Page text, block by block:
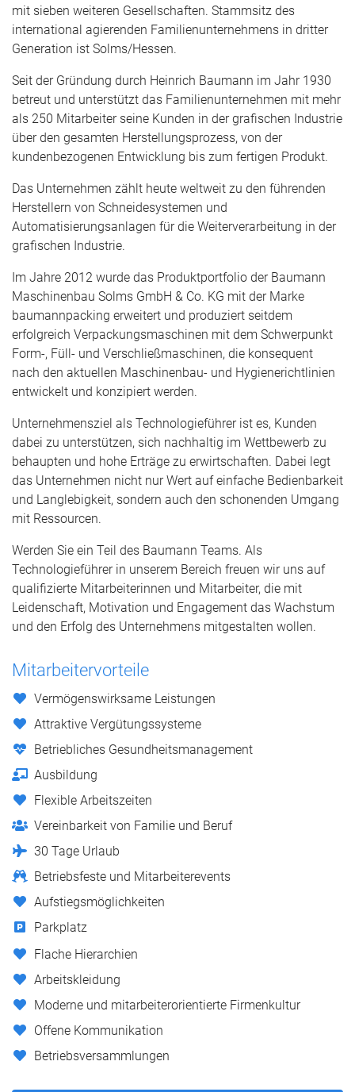
mit sieben weiteren Gesellschaften. Stammsitz des
international agierenden Familienunternehmens in dritter
Generation ist Solms/Hessen.
Seit der Gründung durch Heinrich Baumann im Jahr 1930
betreut und unterstützt das Familienunternehmen mit mehr
als 250 Mitarbeiter seine Kunden in der grafischen Industrie
über den gesamten Herstellungsprozess, von der
kundenbezogenen Entwicklung bis zum fertigen Produkt.
Das Unternehmen zählt heute weltweit zu den führenden
Herstellern von Schneidesystemen und
Automatisierungsanlagen für die Weiterverarbeitung in der
grafischen Industrie.
Im Jahre 2012 wurde das Produktportfolio der Baumann
Maschinenbau Solms GmbH & Co. KG mit der Marke
baumannpacking erweitert und produziert seitdem
erfolgreich Verpackungsmaschinen mit dem Schwerpunkt
Form-, Füll- und Verschließmaschinen, die konsequent
nach den aktuellen Maschinenbau- und Hygienerichtlinien
entwickelt und konzipiert werden.
Unternehmensziel als Technologieführer ist es, Kunden
dabei zu unterstützen, sich nachhaltig im Wettbewerb zu
behaupten und hohe Erträge zu erwirtschaften. Dabei legt
das Unternehmen nicht nur Wert auf einfache Bedienbarkeit
und Langlebigkeit, sondern auch den schonenden Umgang
mit Ressourcen.
Werden Sie ein Teil des Baumann Teams. Als
Technologieführer in unserem Bereich freuen wir uns auf
qualifizierte Mitarbeiterinnen und Mitarbeiter, die mit
Leidenschaft, Motivation und Engagement das Wachstum
und den Erfolg des Unternehmens mitgestalten wollen.
Mitarbeitervorteile
Vermögenswirksame Leistungen
Attraktive Vergütungssysteme
Betriebliches Gesundheitsmanagement
Ausbildung
Flexible Arbeitszeiten
Vereinbarkeit von Familie und Beruf
30 Tage Urlaub
Betriebsfeste und Mitarbeiterevents
Aufstiegsmöglichkeiten
Parkplatz
Flache Hierarchien
Arbeitskleidung
Moderne und mitarbeiterorientierte Firmenkultur
Offene Kommunikation
Betriebsversammlungen